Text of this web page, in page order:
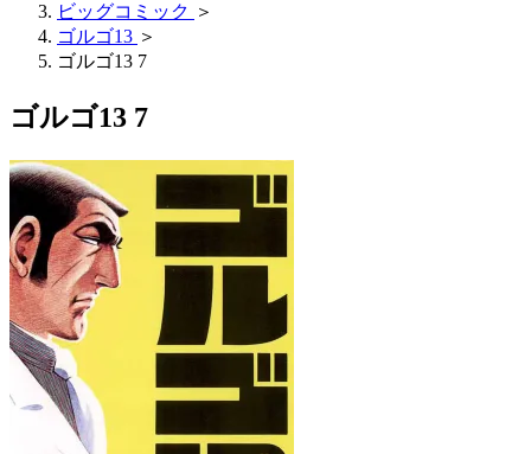
ビッグコミック ＞
ゴルゴ13 ＞
ゴルゴ13 7
ゴルゴ13 7